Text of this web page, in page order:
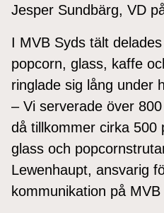
Jesper Sundbärg, VD
I MVB Syds tält
popcorn, glass, kaffe
ringlade sig lång under
– Vi serverade över
då tillkommer cirka 500
glass och
Lewenhaupt, ansvarig
kommunikation på MVB